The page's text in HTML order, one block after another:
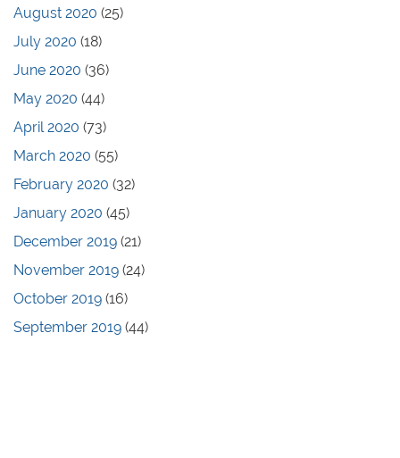
August 2020 (25)
July 2020 (18)
June 2020 (36)
May 2020 (44)
April 2020 (73)
March 2020 (55)
February 2020 (32)
January 2020 (45)
December 2019 (21)
November 2019 (24)
October 2019 (16)
September 2019 (44)